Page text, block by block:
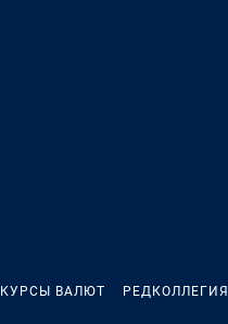
КУРСЫ ВАЛЮТ РЕДКОЛЛЕГИЯ